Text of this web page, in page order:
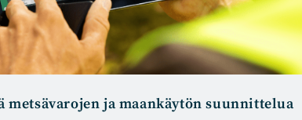
metsävarojen ja maankäytön suunnittelua